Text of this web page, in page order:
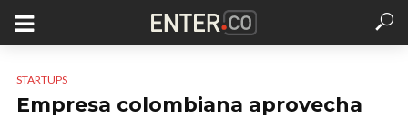
STARTUPS
Empresa colombiana aprovecha